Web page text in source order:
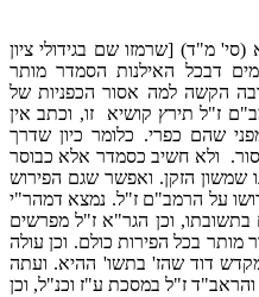
מ"ד) [שרמזו שם בגידולי ציון
דבכל האילנות הסמדר מותר
הקשה למה אסור הכפניות של
ז"ל תירץ קושיא זו, וכתב אין
שהם כפרי. כלומר כיון שדרך
ולא חשיב כסמדר אלא כבוסר
שמשון הזקן. ואפשר שגם הפירוש
על הרמב"ם ז"ל. נמצא דמהר"י
בתשובתו, וכן הגר"א ז"ל מפרשים
בכל הפירות כולם. וכן עולה
דוד שהז' בתשו' ההיא. ועתה
ז"ל במסכת ע"ז וכנ"ל, וכן